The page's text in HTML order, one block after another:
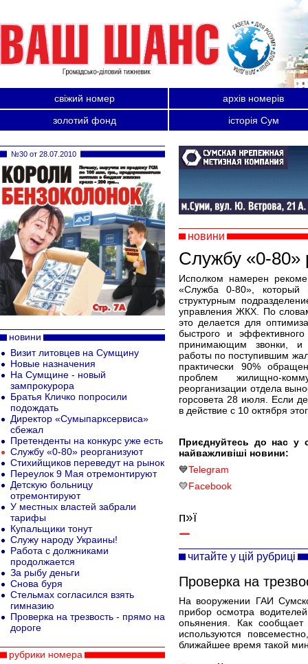
свіжий номер
архів номерів
золотий фонд
історія Сум
новини
Службу «0-80»
Исполком намерен
«Служба 0-80», который
структурным
управления ЖКХ. По
это делается для
быстрого и
принимающим звонки,
работы по поступившим
практически 90%
проблем жилищно-
реорганизации отдела
горсовета 28 июля. Если
в действие с 10 октября
Приєднуйтесь до нас у
найважливіші новини:
💙Telegram
💛Facebook
п»ї
читайте у цій рубриці
Проверка на
На вооружении ГАИ
прибор осмотра
опьянения. Как
используются
ближайшее время такой
№30 от 28.07.2010
новини
Визит литовцев на Сумщину
Новые назначения
На Сумщине - новый
зампрокурора
Братья Кличко попросили
подождать
Директор «Сумыпарксервиса»
сбежал
Претенденты на конкурс уже есть
Службу «0-80» реорганизуют
Стихийщиков переведут на рынок
Переулок 9 Мая отремонтируют
Детскую больницу
отремонтируют
У местных властей забрали
тарифы
Купальщики тонут
Служу народу Украины!
Работа с должниками
продолжается
За рыбу деньги
Снова буря
Стельмах согласился взять
гимназию
Проверка на трезвость - прямо на
дороге
рубрики номера